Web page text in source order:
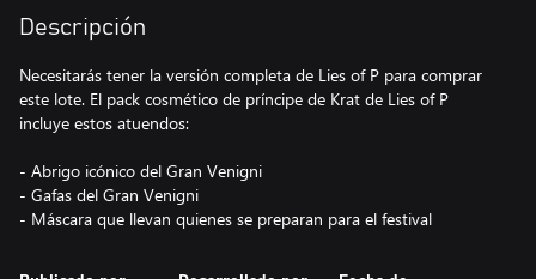
Descripción
Necesitarás tener la versión completa de Lies of P para comprar
este lote. El pack cosmético de príncipe de Krat de Lies of P
incluye estos atuendos:
- Abrigo icónico del Gran Venigni
- Gafas del Gran Venigni